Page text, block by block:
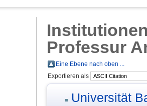
Professur
Eine Ebene nach oben ...
Exportieren als
Universität